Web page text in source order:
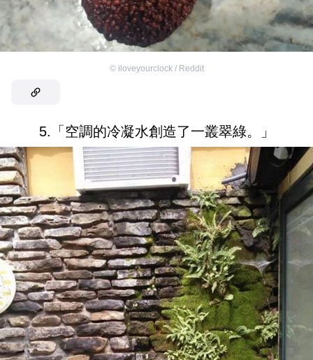
© iloveyourclock / Reddit
5.「空調的冷凝水創造了一叢翠綠。」